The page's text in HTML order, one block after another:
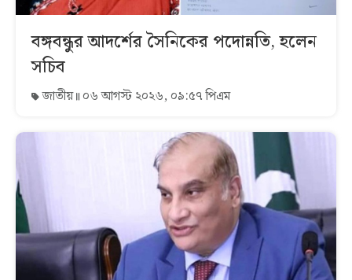
বঙ্গবন্ধুর আদর্শের সৈনিকের পদোন্নতি, হলেন
সচিব
জাতীয় ০৬ আগস্ট ২০২৬, ০৯:৫৭ পিএম